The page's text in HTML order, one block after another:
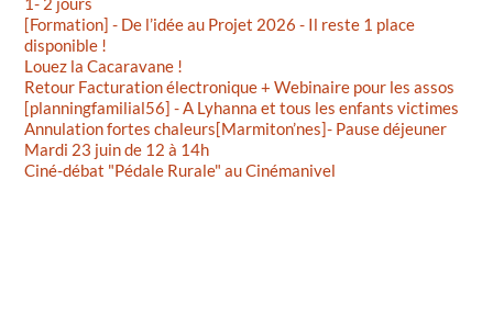
[Formation] - De l’idée au Projet 2026 - Il reste 1 place
disponible !
Louez la Cacaravane !
Retour Facturation électronique + Webinaire pour les assos
[planningfamilial56] - A Lyhanna et tous les enfants victimes
Annulation fortes chaleurs[Marmiton’nes]- Pause déjeuner
Mardi 23 juin de 12 à 14h
Ciné-débat "Pédale Rurale" au Cinémanivel